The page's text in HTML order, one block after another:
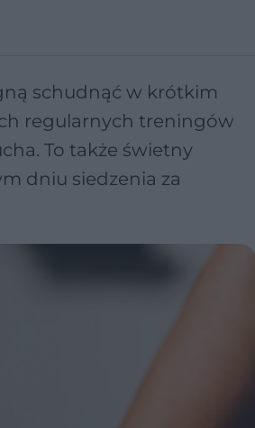
schudnąć w krótkim
regularnych treningów
To także świetny
dniu siedzenia za